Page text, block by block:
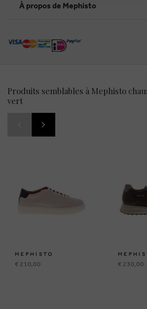
À propos de Mephisto
Produits semblables à Mephisto
vert
MEPHISTO
€ 210,00 € 230,00